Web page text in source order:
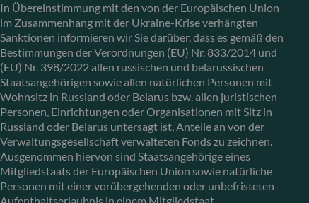
In Übereinstimmung mit den von der Europäischen Union
im Zusammenhang mit der Ukraine-Krise verhängten
Sanktionen informieren wir Sie darüber, dass es gemäß den
Bestimmungen der Verordnungen (EU) Nr. 833/2014 und
(EU) Nr. 398/2022 allen russischen und belarussischen
Staatsangehörigen sowie allen natürlichen Personen mit
Wohnsitz in Russland oder Belarus bzw. allen juristischen
Personen, Einrichtungen oder Organisationen mit Sitz in
Russland oder Belarus untersagt ist, Anteile an von der
Verwaltungsgesellschaft verwalteten Fonds zu zeichnen.
Ausgenommen hiervon sind Staatsangehörige eines
Mitgliedstaats der Europäischen Union sowie natürliche
Personen mit einer vorübergehenden oder unbefristeten